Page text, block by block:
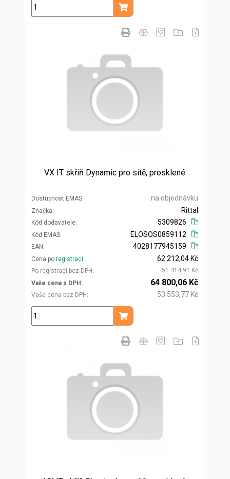
ks
Přidat do košíku
VX IT skříň Dynamic pro sítě, prosklené
Dostupnost EMAS na objednávku
Značka
Kód dodavatele
Rittal
5309826
Kód EMAS
EAN
ELOSOS0859112
4028177945159
Cena po registraci
Po registraci bez DPH
62 212,04 Kč
51 414,91 Kč
Vaše cena s DPH
Vaše cena bez DPH
64 800,06 Kč
53 553,77 Kč
ks
Přidat do košíku